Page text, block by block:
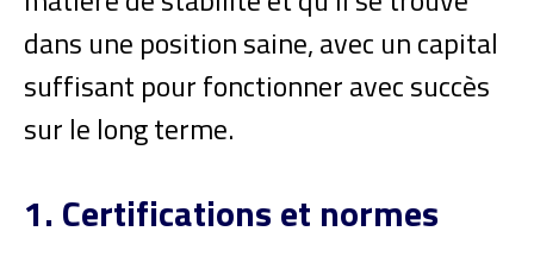
dans une position saine, avec un capital
suffisant pour fonctionner avec succès
sur le long terme.
1. Certifications et normes